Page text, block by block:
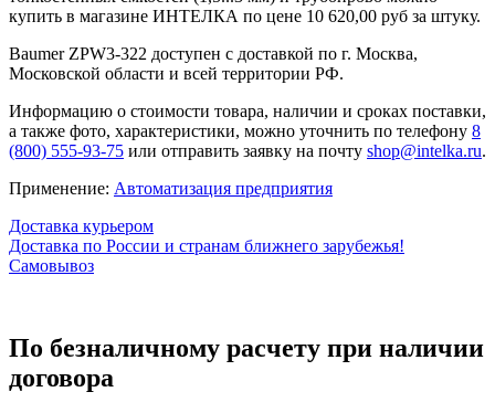
купить в магазине ИНТЕЛКА по цене 10 620,00 руб за штуку.
Baumer ZPW3-322 доступен с доставкой по г. Москва,
Московской области и всей территории РФ.
Информацию о стоимости товара, наличии и сроках поставки,
а также фото, характеристики, можно уточнить по телефону 8
(800) 555-93-75 или отправить заявку на почту shop@intelka.ru.
Применение: Автоматизация предприятия
Доставка курьером
Доставка по России и странам ближнего зарубежья!
Самовывоз
По безналичному расчету при наличии
договора